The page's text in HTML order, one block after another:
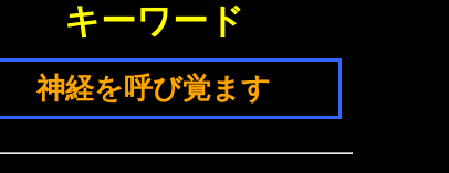
キーワード
神経を呼び覚ます